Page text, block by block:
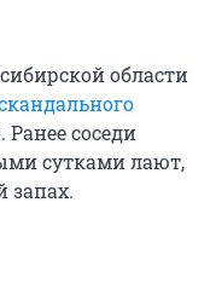
области
соседи
сутками лают,
запах.